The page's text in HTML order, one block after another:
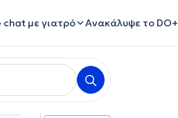
chat με γιατρό Ανακάλυψε το DO+